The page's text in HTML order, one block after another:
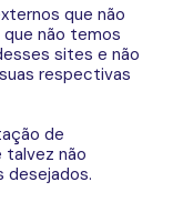
que não
não temos
sites e não
respectivas
de
talvez não
desejados.